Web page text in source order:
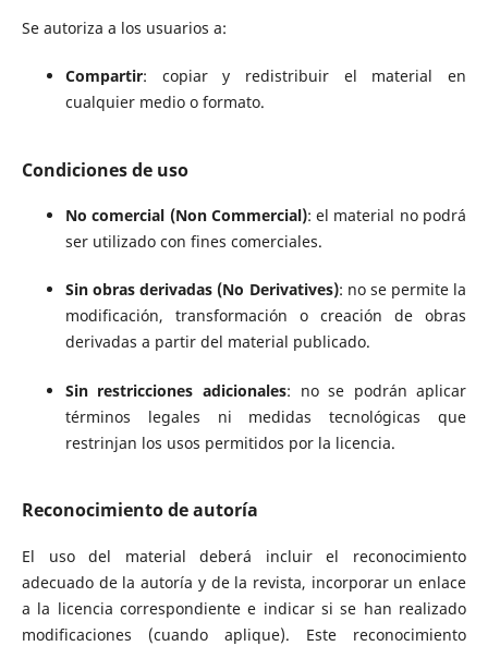
Se autoriza a los usuarios a:
Compartir: copiar y redistribuir el material en
cualquier medio o formato.
Condiciones de uso
No comercial (Non Commercial): el material no podrá
ser utilizado con fines comerciales.
Sin obras derivadas (No Derivatives): no se permite la
modificación, transformación o creación de obras
derivadas a partir del material publicado.
Sin restricciones adicionales: no se podrán aplicar
términos legales ni medidas tecnológicas que
restrinjan los usos permitidos por la licencia.
Reconocimiento de autoría
El uso del material deberá incluir el reconocimiento
adecuado de la autoría y de la revista, incorporar un enlace
a la licencia correspondiente e indicar si se han realizado
modificaciones (cuando aplique). Este reconocimiento